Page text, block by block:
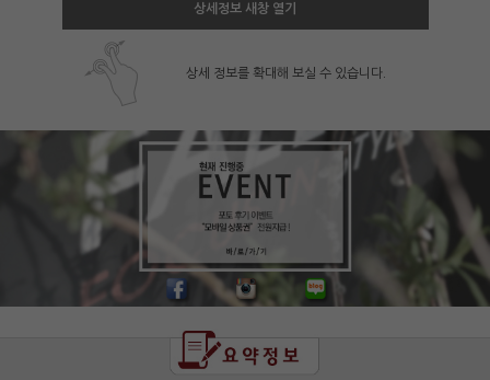
상세정보 새창 열기
상세 정보를 확대해 보실 수 있습니다.